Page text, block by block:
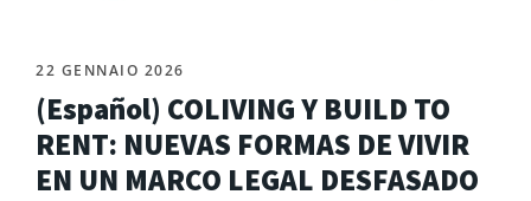
22 GENNAIO 2026
(Español) COLIVING Y BUILD TO
RENT: NUEVAS FORMAS DE VIVIR
EN UN MARCO LEGAL DESFASADO